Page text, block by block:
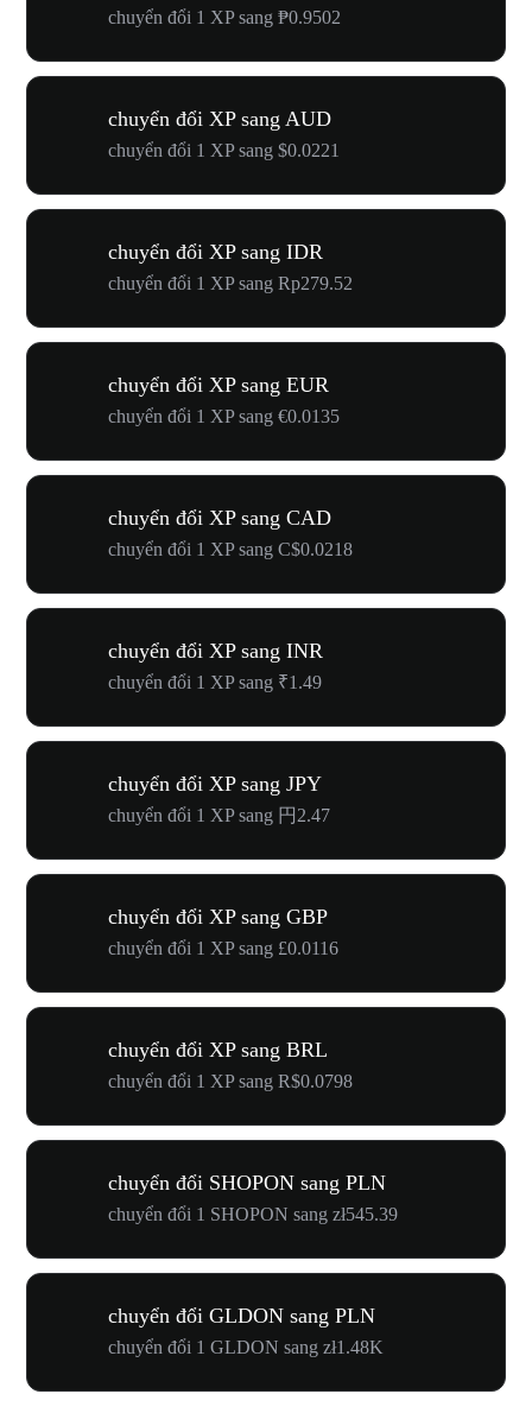
chuyển đổi 1 XP sang ₱0.9502
chuyển đổi XP sang AUD
chuyển đổi 1 XP sang $0.0221
chuyển đổi XP sang IDR
chuyển đổi 1 XP sang Rp279.52
chuyển đổi XP sang EUR
chuyển đổi 1 XP sang €0.0135
chuyển đổi XP sang CAD
chuyển đổi 1 XP sang C$0.0218
chuyển đổi XP sang INR
chuyển đổi 1 XP sang ₹1.49
chuyển đổi XP sang JPY
chuyển đổi 1 XP sang 円2.47
chuyển đổi XP sang GBP
chuyển đổi 1 XP sang £0.0116
chuyển đổi XP sang BRL
chuyển đổi 1 XP sang R$0.0798
chuyển đổi SHOPON sang PLN
chuyển đổi 1 SHOPON sang zł545.39
chuyển đổi GLDON sang PLN
chuyển đổi 1 GLDON sang zł1.48K